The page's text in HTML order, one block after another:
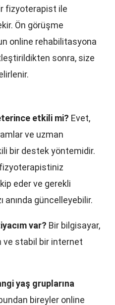
fizyoterapist ile
Ön görüşme
online rehabilitasyona
sonra, size
etkili mi? Evet,
ve uzman
bir destek yöntemidir.
fizyoterapistiniz
eder ve gerekli
anında güncelleyebilir.
var? Bir bilgisayar,
ve stabil bir internet
yaş gruplarına
bireyler online